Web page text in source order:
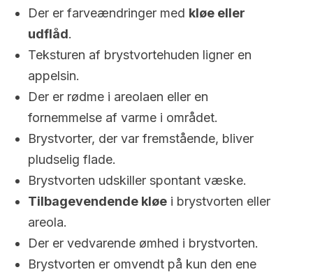
Der er farveændringer med kløe eller
udflåd.
Teksturen af brystvortehuden ligner en
appelsin.
Der er rødme i areolaen eller en
fornemmelse af varme i området.
Brystvorter, der var fremstående, bliver
pludselig flade.
Brystvorten udskiller spontant væske.
Tilbagevendende kløe i brystvorten eller
areola.
Der er vedvarende ømhed i brystvorten.
Brystvorten er omvendt på kun den ene